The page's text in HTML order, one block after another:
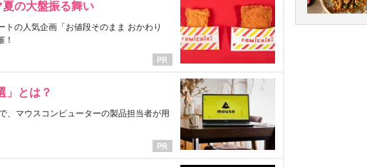
の大盤振る舞い
の人気企画「お値段そのまま おかわり
！
」とは？
、マウスコンピューターの製品担当者が用